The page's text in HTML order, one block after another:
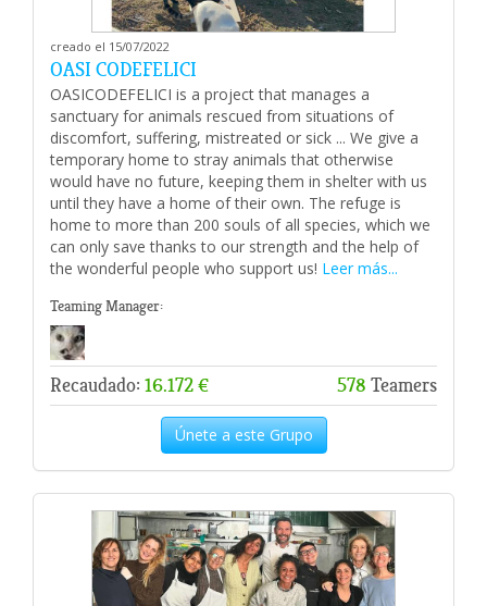
creado el 15/07/2022
OASI CODEFELICI
OASICODEFELICI is a project that manages a
sanctuary for animals rescued from situations of
discomfort, suffering, mistreated or sick ... We give a
temporary home to stray animals that otherwise
would have no future, keeping them in shelter with us
until they have a home of their own. The refuge is
home to more than 200 souls of all species, which we
can only save thanks to our strength and the help of
the wonderful people who support us! Leer más...
Teaming Manager:
Recaudado: 16.172 € 578 Teamers
Únete a este Grupo